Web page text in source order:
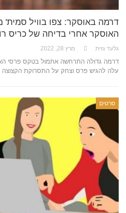
דרמה באוסקר: צפו בוויל
האוסקר אחרי בדיחה של כריס
גלעד גזית מרץ 28, 2022
דרמה גדולה התרחשה אתמול בטקס פרסי
עלה להגיש פרס וצחק על התסרוקת הקצוצה
סרטים